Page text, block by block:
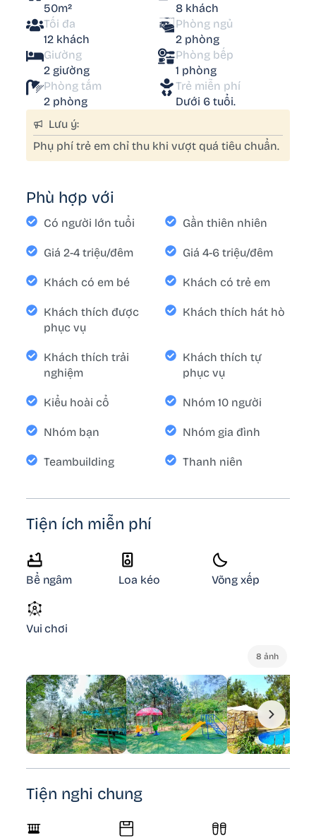
50m²
8 khách
Tối đa
12 khách
Phòng ngủ
2 phòng
Giường
2 giường
Phòng bếp
1 phòng
Phòng tắm
2 phòng
Trẻ miễn phí
Dưới 6 tuổi.
Lưu ý:
Phụ phí trẻ em chỉ thu khi vượt quá tiêu chuẩn.
Phù hợp với
Có người lớn tuổi Gần thiên nhiên
Giá 2-4 triệu/đêm Giá 4-6 triệu/đêm
Khách có em bé Khách có trẻ em
Khách thích được
phục vụ
Khách thích hát hò
Khách thích trải
nghiệm
Khách thích tự
phục vụ
Kiểu hoài cổ Nhóm 10 người
Nhóm bạn Nhóm gia đình
Teambuilding Thanh niên
Tiện ích miễn phí
Bể ngâm Loa kéo Võng xếp
Vui chơi
8 ảnh
Tiện nghi chung